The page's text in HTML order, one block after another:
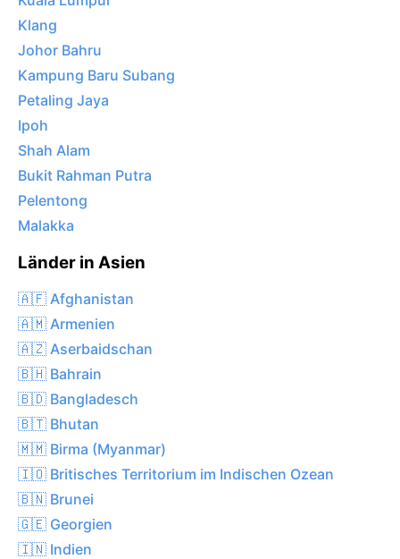
Klang
Johor Bahru
Kampung Baru Subang
Petaling Jaya
Ipoh
Shah Alam
Bukit Rahman Putra
Pelentong
Malakka
Länder in Asien
🇦🇫 Afghanistan
🇦🇲 Armenien
🇦🇿 Aserbaidschan
🇧🇭 Bahrain
🇧🇩 Bangladesch
🇧🇹 Bhutan
🇲🇲 Birma (Myanmar)
🇮🇴 Britisches Territorium im Indischen Ozean
🇧🇳 Brunei
🇬🇪 Georgien
🇮🇳 Indien